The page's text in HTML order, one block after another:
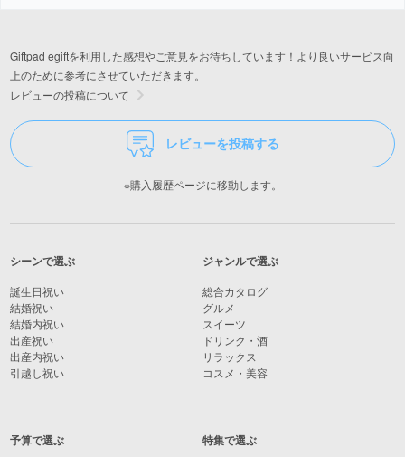
Giftpad egiftを利用した感想やご意見をお待ちしています！より良いサービス向
上のために参考にさせていただきます。
レビューの投稿について
レビューを投稿する
※購入履歴ページに移動します。
シーンで選ぶ
誕生日祝い
結婚祝い
結婚内祝い
出産祝い
出産内祝い
引越し祝い
予算で選ぶ
ジャンルで選ぶ
総合カタログ
グルメ
スイーツ
ドリンク・酒
リラックス
コスメ・美容
特集で選ぶ